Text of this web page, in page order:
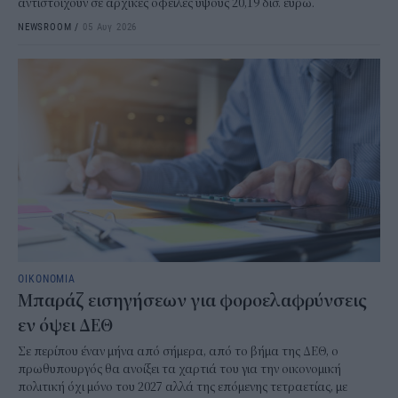
NEWSROOM / 05 Αυγ 2026
ΟΙΚΟΝΟΜΙΑ
Μπαράζ εισηγήσεων για φοροελαφρύνσεις
εν όψει ΔΕΘ
Σε περίπου έναν μήνα από σήμερα, από το βήμα της ΔΕΘ, ο
πρωθυπουργός θα ανοίξει τα χαρτιά του για την οικονομική
πολιτική όχι μόνο του 2027 αλλά της επόμενης τετραετίας, με